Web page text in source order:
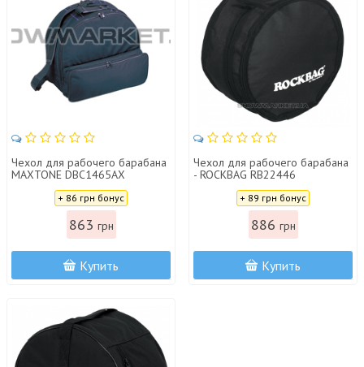
Чехол для рабочего барабана
MAXTONE DBC1465AX
+ 86 грн бонус
863 грн
Купить
Чехол для рабочего барабана
- ROCKBAG RB22446
+ 89 грн бонус
886 грн
Купить